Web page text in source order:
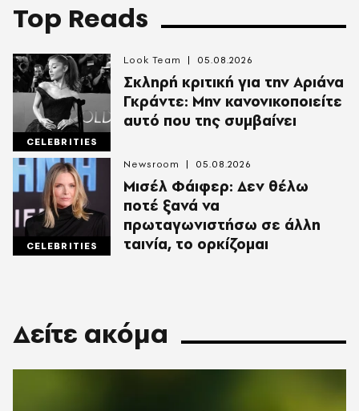
Top Reads
CELEBRITIES
Σκληρή κριτική για την Αριάνα
Γκράντε: Μην κανονικοποιείτε
αυτό που της συμβαίνει
Look Team 05.08.2026
CELEBRITIES
Μισέλ Φάιφερ: Δεν θέλω
ποτέ ξανά να
πρωταγωνιστήσω σε άλλη
ταινία, το ορκίζομαι
Newsroom 05.08.2026
Δείτε ακόμα